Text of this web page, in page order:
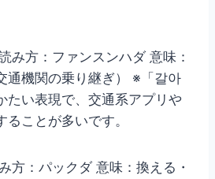
み方：ファンスンハダ 意味：
通機関の乗り継ぎ） ※「갈아
たい表現で、交通系アプリや
ことが多いです。
方：パックダ 意味：換える・